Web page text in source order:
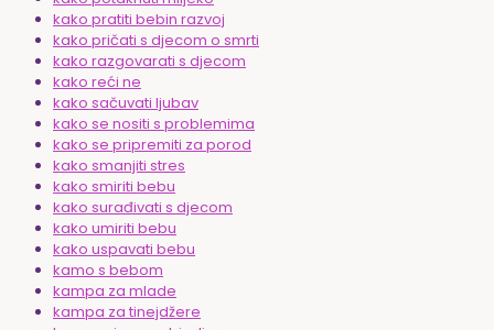
kako pratiti bebin razvoj
kako pričati s djecom o smrti
kako razgovarati s djecom
kako reći ne
kako sačuvati ljubav
kako se nositi s problemima
kako se pripremiti za porod
kako smanjiti stres
kako smiriti bebu
kako surađivati s djecom
kako umiriti bebu
kako uspavati bebu
kamo s bebom
kampa za mlade
kampa za tinejdžere